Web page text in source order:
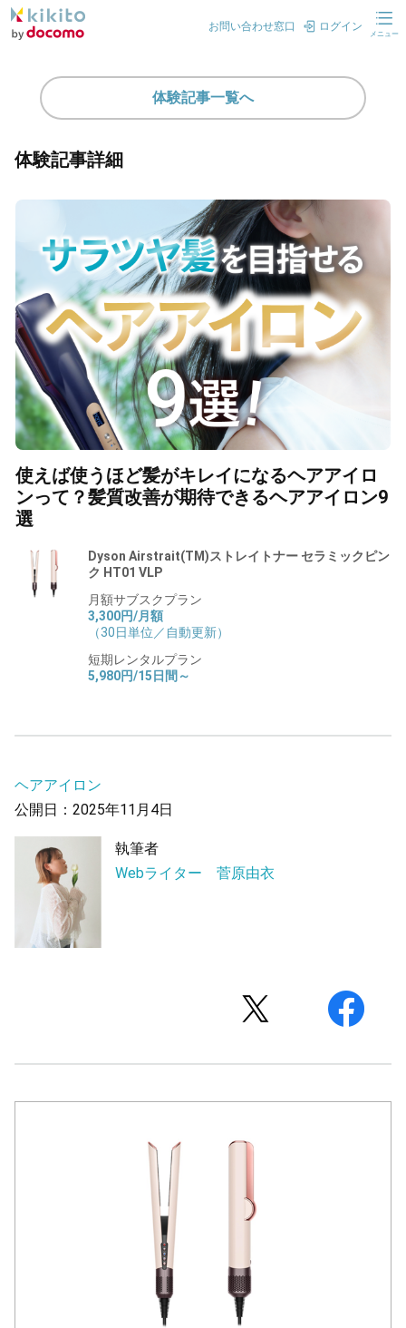
お問い合わせ窓口 ログイン
メニュー
体験記事一覧へ
体験記事詳細
使えば使うほど髪がキレイになるヘアアイロ
ンって？髪質改善が期待できるヘアアイロン9
選
Dyson Airstrait(TM)ストレイトナー セラミックピン
ク HT01 VLP
月額サブスクプラン
3,300円/月額
（30日単位／自動更新）
短期レンタルプラン
5,980円/15日間～
ヘアアイロン
公開日：2025年11月4日
執筆者
Webライター 菅原由衣